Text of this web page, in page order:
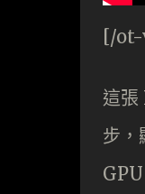
[/
這
步，